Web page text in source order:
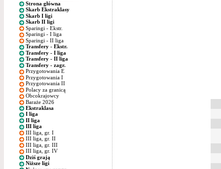
Strona główna
Skarb Ekstraklasy
Skarb I ligi
Skarb II ligi
Sparingi - Ekstr.
Sparingi - I liga
Sparingi - II liga
Transfery - Ekstr.
Transfery - I liga
Transfery - II liga
Transfery - zagr.
Przygotowania E
Przygotowania I
Przygotowania II
Polacy za granicą
Obcokrajowcy
Baraże 2026
Ekstraklasa
I liga
II liga
III liga
III liga, gr. I
III liga, gr. II
III liga, gr. III
III liga, gr. IV
Dziś grają
Niższe ligi